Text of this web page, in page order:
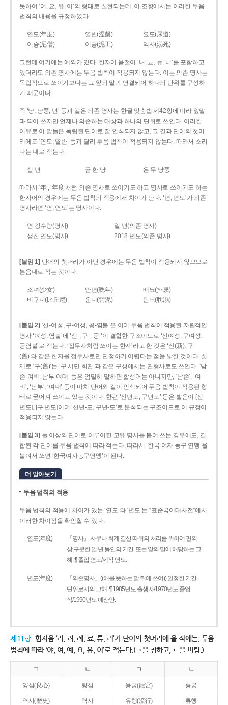
못하여 ‘여, 요, 유, 이’의 형태로 실현되는데, 이 조항에서는 이러한 두음
법칙의 내용을 규정하였다.
연도(年度) 열반(涅槃)
요도(尿道)
이승(尼僧)
이공(泥工) 익사(溺死)
그런데 여기에는 예외가 있다. 한자어 음절이 ‘녀, 뇨, 뉴, 니’를 포함하고
있더라도 의존 명사에는 두음 법칙이 적용되지 않는다. 이는 의존 명사는
독립적으로 쓰이기보다는 그 앞의 말과 연결되어 하나의 단위를 구성하
기 때문이다.
즉 ‘냥, 냥쭝, 년’ 등과 같은 의존 명사는 한글 맞춤법 제42항에 따라 앞말
과 띄어 쓰지만 언제나 의존하는 대상과 하나의 단위로 쓰인다. 이러한
이유로 이 말들은 독립된 단어로 잘 인식되지 않고, 그 결과 단어의 첫머
리에도 ‘연도, 열반’ 등과 달리 두음 법칙이 적용되지 않는다. 따라서 소리
나는 대로 적는다.
십 년 금 한 냥 은 두 냥쭝
따라서 ‘年’, ‘年度’처럼 의존 명사로 쓰이기도 하고 명사로 쓰이기도 하는
한자어의 경우에는 두음 법칙의 적용에서 차이가 난다. ‘년, 년도’가 의존
명사라면 ‘연, 연도’는 명사이다.
연 강수량(명사)
일 년(의존 명사)
생산 연도(명사)
2018 년도(의존 명사)
[붙임 1] 단어의 첫머리가 아닌 경우에는 두음 법칙이 적용되지 않으므로
본음대로 적는 것이다.
소녀(少女) 만년(晩年)
배뇨(排尿)
비구니(比丘尼)
운니(雲泥) 탐닉(耽溺)
[붙임 2] ‘신-여성, 구-여성, 공-염불’은 이미 두음 법칙이 적용된 자립적인
명사 ‘여성, 염불’에 ‘신-, 구-, 공-’이 결합한 구조이므로 ‘신여성, 구여성,
공염불’로 적는다. ‘접두사처럼 쓰이는 한자’라고 한 것은 ‘신(新), 구
(舊)’와 같은 한자를 접두사로만 단정하기 어렵다는 점을 밝힌 것이다. 실
제로 ‘구(舊)’는 ‘구 시민 회관’과 같은 구성에서는 관형사로도 쓰인다. ‘남
존­-여비, 남부-­여대’ 등은 엄밀히 말하면 합성어는 아니지만, ‘남존’, ‘여
비’, ‘남부’, ‘여대’ 등이 마치 단어와 같이 인식되어 두음 법칙이 적용된 형
태로 굳어져 쓰이고 있는 것이다. 한편 ‘신년도, 구년도’ 등은 발음이 [신
년도], [구ː년도]이며 ‘신년­-도, 구년-­도’로 분석되는 구조이므로 이 규정이
적용되지 않는다.
[붙임 3] 둘 이상의 단어로 이루어진 고유 명사를 붙여 쓰는 경우에도, 결
합된 각 단어를 두음 법칙에 따라 적는다. 따라서 ‘한국 여자 농구 연맹’을
붙여서 쓰면 ‘한국여자농구연맹’이 된다.
더 알아보기
두음 법칙의 적용
두음 법칙의 적용에 차이가 있는 ‘연도’와 ‘년도’는 “표준국어대사전”에서
이러한 차이점을 확인할 수 있다.
연도(年度)
「명사」 사무나 회계 결산 따위의 처리를 위하여 편의
상 구분한 일 년 동안의 기간. 또는 앞의 말에 해당하는 그
해. ¶ 졸업 연도/제작 연도.
년도(年度)
「의존명사」((해를 뜻하는 말 뒤에 쓰여)) 일정한 기간
단위로서의 그해. ¶ 1985년도 출생자/1970년도 졸업
식/1990년도 예산안.
제11항 한자음 ‘랴, 려, 례, 료, 류, 리’가 단어의 첫머리에 올 적에는, 두음
법칙에 따라 ‘야, 여, 예, 요, 유, 이’로 적는다.(ㄱ을 취하고, ㄴ을 버림.)
ㄱ ㄴ ㄱ ㄴ
양심(良心) 량심 용궁(龍宮) 룡궁
역사(歷史) 력사 유행(流行) 류행